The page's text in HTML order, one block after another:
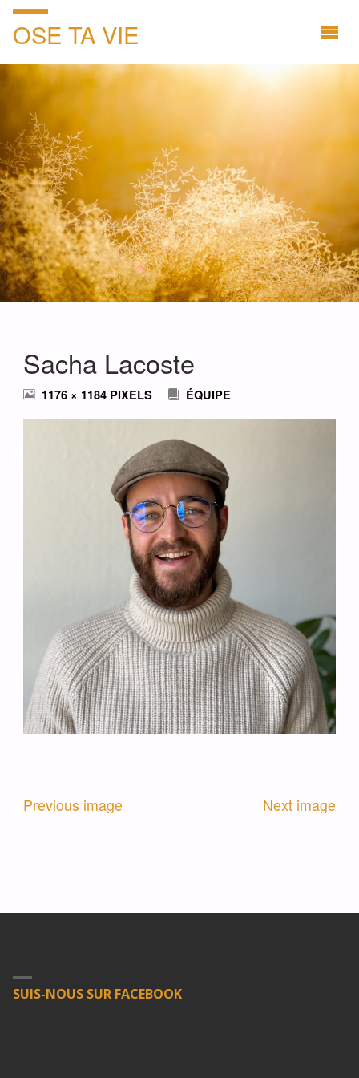
OSE TA VIE
Sacha Lacoste
FULL1176 × 1184 PIXELS ÉQUIPE
Previous image Next image
SUIS-NOUS SUR FACEBOOK